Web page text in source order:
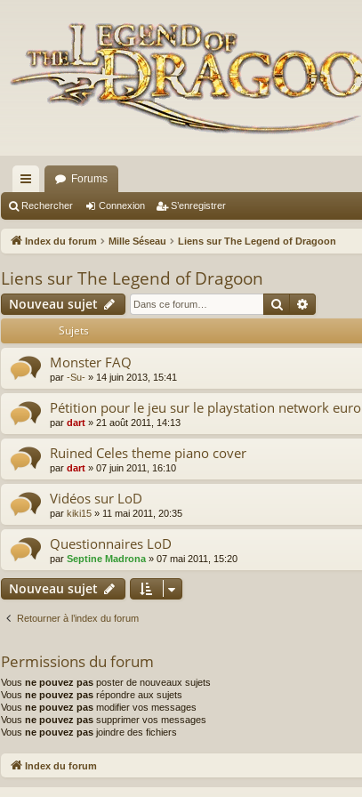
cc
ès
pi
de
Forums
Rechercher Connexion S’enregistrer
Index du forum Mille Séseau Liens sur The Legend of Dragoon
Liens sur The Legend of Dragoon
Nouveau sujet Rechercher
Sujets
Monster FAQ
par -Su- » 14 juin 2013, 15:41
Pétition pour le jeu sur le playstation network euro
par dart » 21 août 2011, 14:13
Ruined Celes theme piano cover
par dart » 07 juin 2011, 16:10
Vidéos sur LoD
par kiki15 » 11 mai 2011, 20:35
Questionnaires LoD
par Septine Madrona » 07 mai 2011, 15:20
Nouveau sujet
Retourner à l’index du forum
Permissions du forum
Vous ne pouvez pas poster de nouveaux sujets
Vous ne pouvez pas répondre aux sujets
Vous ne pouvez pas modifier vos messages
Vous ne pouvez pas supprimer vos messages
Vous ne pouvez pas joindre des fichiers
Index du forum